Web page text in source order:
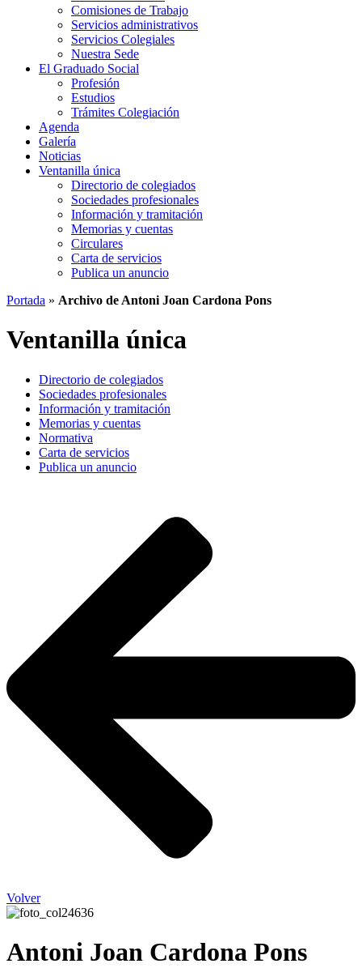
Comisiones de Trabajo
Servicios administrativos
Servicios Colegiales
Nuestra Sede
El Graduado Social
Profesión
Estudios
Trámites Colegiación
Agenda
Galería
Noticias
Ventanilla única
Directorio de colegiados
Sociedades profesionales
Información y tramitación
Memorias y cuentas
Circulares
Carta de servicios
Publica un anuncio
Portada » Archivo de Antoni Joan Cardona Pons
Ventanilla única
Directorio de colegiados
Sociedades profesionales
Información y tramitación
Memorias y cuentas
Normativa
Carta de servicios
Publica un anuncio
Volver
Antoni Joan Cardona Pons